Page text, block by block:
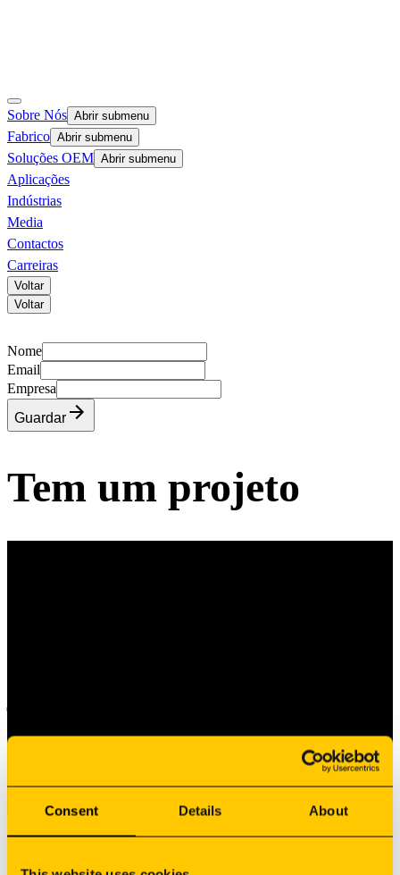
Consent Details About
Sobre Nós Abrir submenu
Fabrico Abrir submenu
Soluções OEM Abrir submenu
Aplicações
Indústrias
Media
Contactos
Carreiras
Voltar
Voltar
Nome
Email
Empresa
Guardar
Tem um projeto
Partilhe os seus desenhos e requisitos, e a nossa equipa
avaliará como podemos transformar o seu projeto numa
realidade industrial.